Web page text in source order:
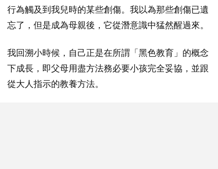
行為觸及到我兒時的某些創傷。我以為那些創傷已遺
忘了，但是成為母親後，它從潛意識中猛然醒過來。
我回溯小時候，自己正是在所謂「黑色教育」的概念
下成長，即父母用盡方法務必要小孩完全妥協，並跟
從大人指示的教養方法。